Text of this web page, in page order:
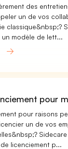
des
un de vos
classique&nbsp;?
modèle de lett...
pour
pour raisons
un de vos
licenciement p...